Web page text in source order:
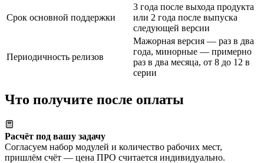
Срок основной поддержки
3 года после выхода продукта
или 2 года после выпуска
следующей версии
Периодичность релизов
Мажорная версия — раз в два
года, минорные — примерно
раз в два месяца, от 8 до 12 в
серии
Что получите после оплаты
Расчёт под вашу задачу
Согласуем набор модулей и количество рабочих мест,
пришлём счёт — цена ПРО считается индивидуально.